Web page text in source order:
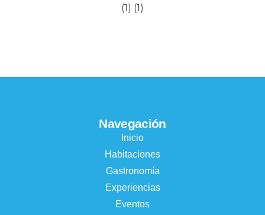
Navegación
Inicio
Habitaciones
Gastronomía
Experiencias
Eventos